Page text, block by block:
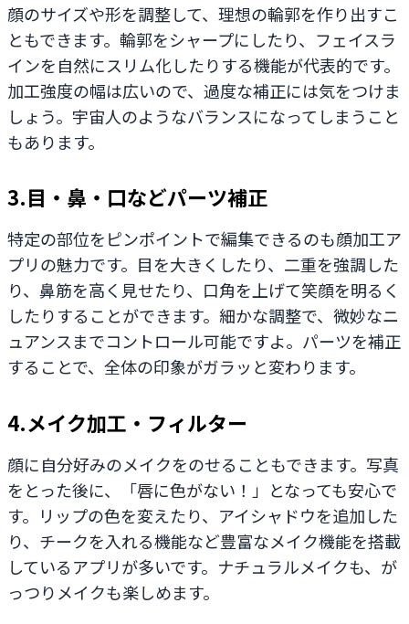
顔のサイズや形を調整して、理想の輪郭を作り出すこ
ともできます。輪郭をシャープにしたり、フェイスラ
インを自然にスリム化したりする機能が代表的です。
加工強度の幅は広いので、過度な補正には気をつけま
しょう。宇宙人のようなバランスになってしまうこと
もあります。
3.目・鼻・口などパーツ補正
特定の部位をピンポイントで編集できるのも顔加工ア
プリの魅力です。目を大きくしたり、二重を強調した
り、鼻筋を高く見せたり、口角を上げて笑顔を明るく
したりすることができます。細かな調整で、微妙なニ
ュアンスまでコントロール可能ですよ。パーツを補正
することで、全体の印象がガラッと変わります。
4.メイク加工・フィルター
顔に自分好みのメイクをのせることもできます。写真
をとった後に、「唇に色がない！」となっても安心で
す。リップの色を変えたり、アイシャドウを追加した
り、チークを入れる機能など豊富なメイク機能を搭載
しているアプリが多いです。ナチュラルメイクも、が
っつりメイクも楽しめます。